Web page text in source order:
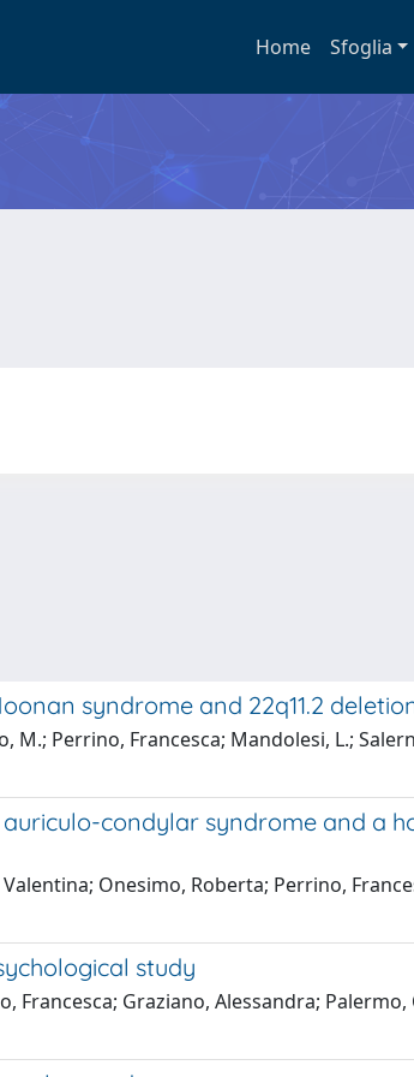
Home Sfoglia
syndrome and 22q11.2
M.; Perrino, Francesca; Mandolesi, L.;
condylar syndrome and a
Onesimo, Roberta; Perrino,
study
Graziano, Alessandra;